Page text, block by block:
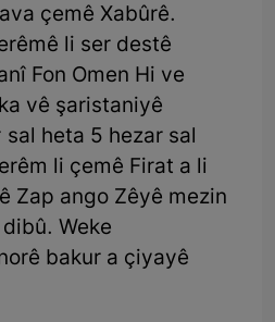
çemê Xabûrê.
li ser destê
Fon Omen Hi ve
vê şaristaniyê
heta 5 hezar sal
li çemê Firat a li
Zap ango Zêyê mezin
Weke
bakur a çiyayê